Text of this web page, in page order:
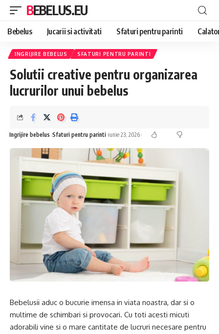
BEBELUS.EU
Bebelus Jucarii si activitati Sfaturi pentru parinti
INGRIJIRE BEBELUS SFATURI PENTRU PARINTI
Solutii creative pentru organizarea
lucrurilor unui bebelus
Ingrijire bebelus Sfaturi pentru parinti iunie 23, 2026
Bebelusii aduc o bucurie imensa in viata noastra, dar si o
multime de schimbari si provocari. Cu toti acesti micuti
adorabili vine si o mare cantitate de lucruri necesare pentru